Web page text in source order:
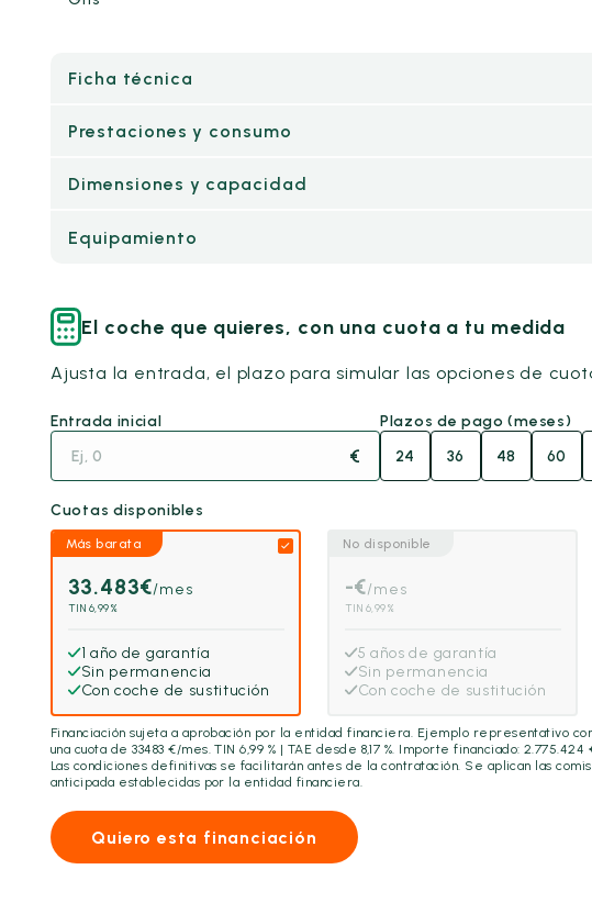
Ficha técnica
Prestaciones y consumo
Dimensiones y capacidad
Equipamiento
El coche que quieres, con una cuota a tu medida
Ajusta la entrada, el plazo para simular las opciones de
Entrada inicial
€
Plazos de pago (meses)
24
36 48 60
Cuotas disponibles
Más barata
33.483€/mes
TIN 6,99%
1 año de garantía
Sin permanencia
Con coche de sustitución
No disponible
-€/mes
TIN 6,99%
5 años de garantía
Sin permanencia
Con coche de sustitución
Financiación sujeta a aprobación por la entidad financiera. Ejemplo representativo
una cuota de33483 €/mes. TIN 6,99 % | TAE desde 8,17 %. Importe financiado: 2.775.424
Las condiciones definitivas se facilitarán antes de la contratación. Se aplican las
anticipada establecidas por la entidad financiera.
Quiero esta financiación